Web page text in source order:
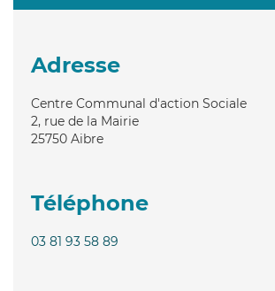
Adresse
Centre Communal d'action Sociale
2, rue de la Mairie
25750 Aibre
Téléphone
03 81 93 58 89